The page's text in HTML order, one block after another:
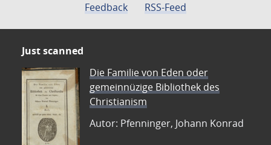
Feedback
RSS-Feed
Just scanned
Die Familie von Eden oder
gemeinnüzige Bibliothek des
Christianism
Autor: Pfenninger, Johann Konrad